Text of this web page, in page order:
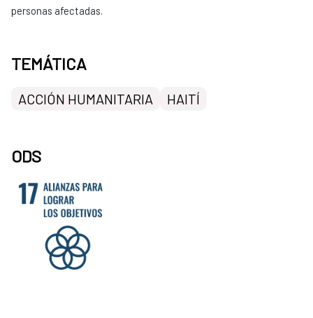
personas afectadas.
TEMÁTICA
ACCIÓN HUMANITARIA HAITÍ
ODS